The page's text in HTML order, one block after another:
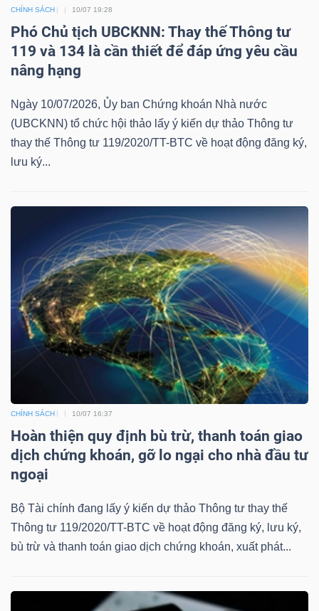
CHÍNH SÁCH 10/07 19:28
Phó Chủ tịch UBCKNN: Thay thế Thông tư
119 và 134 là cần thiết để đáp ứng yêu cầu
nâng hạng
Ngày 10/07/2026, Ủy ban Chứng khoán Nhà nước
(UBCKNN) tổ chức hội thảo lấy ý kiến dự thảo Thông tư
thay thế Thông tư 119/2020/TT-BTC về hoạt động đăng ký,
lưu ký...
CHÍNH SÁCH 10/07 16:37
Hoàn thiện quy định bù trừ, thanh toán giao
dịch chứng khoán, gỡ lo ngại cho nhà đầu tư
ngoại
Bộ Tài chính đang lấy ý kiến dự thảo Thông tư thay thế
Thông tư 119/2020/TT-BTC về hoạt động đăng ký, lưu ký,
bù trừ và thanh toán giao dịch chứng khoán, xuất phát...